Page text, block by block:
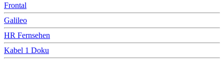
Frontal
Galileo
HR Fernsehen
Kabel 1 Doku